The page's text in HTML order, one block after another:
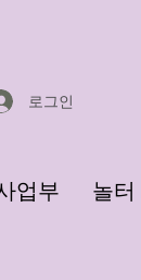
로그인
업부 놀터